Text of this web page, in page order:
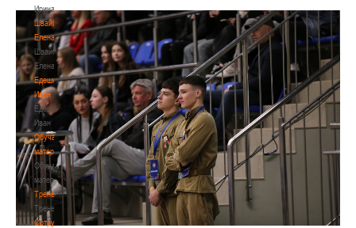
Ирина
Швайбович
Елена
Швайбович
Елена
Едешко
Иван
Едешко
Иван
Обучающие
материалы
Обучающие
материалы
Тренерам
Тренерам
Сотрудничество